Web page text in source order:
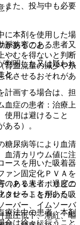
また、投与中も必要
に本剤を使用した場
があること。
判明した又は疑われ
と。
計画する場合は、担
スを用いた吸着器
ァン固定化ＰＶＡを
（ＰＶＡ：ポリビニ
タレートを用いた吸
ーバー、イムソーバ
血圧低下、潮紅、嘔
）
狭窄のある患者又
やむを得ないと判断
腎血流量の減少や糸
化させるおそれがあ
症の患者：治療上
使用は避けること
る）。
糖尿病等により血清
血清カリウム値に注
のある患者：過度の
させることがある。
療法中の患者：本剤
合は徐々に行うこと